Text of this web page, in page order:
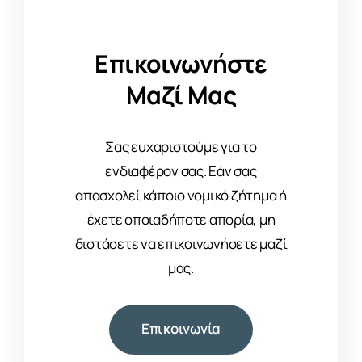
Επικοινωνήστε
Μαζί Μας
Σας ευχαριστούμε για το
ενδιαφέρον σας. Εάν σας
απασχολεί κάποιο νομικό ζήτημα ή
έχετε οποιαδήποτε απορία, μη
διστάσετε να επικοινωνήσετε μαζί
μας.
Επικοινωνία